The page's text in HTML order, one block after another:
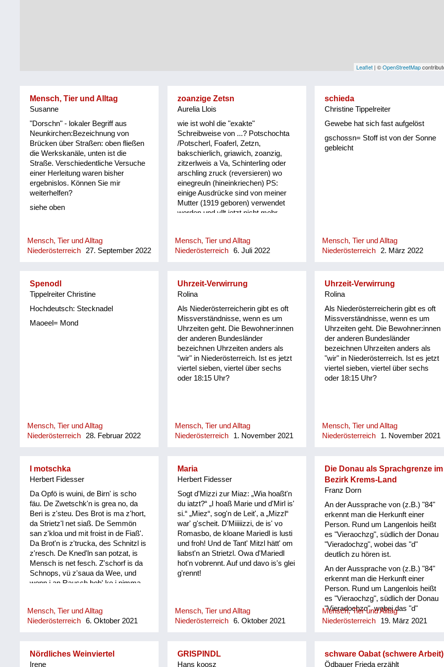
Leaflet | ©OpenStreetMap
Mensch, Tier und Alltag
Susanne
"Dorschn" - lokaler Begriff aus
Neunkirchen:Bezeichnung von
Brücken über Straßen: oben fließen
die Werkskanäle, unten ist die
Straße. Verschiedentliche Versuche
einer Herleitung waren bisher
ergebnislos. Können Sie mir
weiterhelfen?
siehe oben
Mensch, Tier und Alltag
Niederösterreich
27. September 2022
zoanzige Zetsn
Aurelia Llois
wie ist wohl die "exakte"
Schreibweise von ...? Potschochta
/Potscherl, Foaferl, Zetzn,
bakschierlich, griawich, zoanzig,
zitzerlweis a Va, Schinterling oder
arschling zruck (reversieren) wo
einegreuln (hineinkriechen) PS:
einige Ausdrücke sind von meiner
Mutter (1919 geboren) verwendet
worden und vllt jetzt nicht mehr
Mensch, Tier und Alltag
Niederösterreich
6. Juli 2022
schieda
Christine Tippelreiter
Gewebe hat sich fast aufgelöst
gschossn= Stoff ist von der Sonne
gebleicht
Mensch, Tier und Alltag
Niederösterreich
2. März 2022
Spenodl
Tippelreiter Christine
Hochdeutsch: Stecknadel
Maoeel= Mond
Mensch, Tier und Alltag
Niederösterreich
28. Februar 2022
Uhrzeit-Verwirrung
Rolina
Als Niederösterreicherin gibt es oft
Missverständnisse, wenn es um
Uhrzeiten geht. Die Bewohner:innen
der anderen Bundesländer
bezeichnen Uhrzeiten anders als
"wir" in Niederösterreich. Ist es jetzt
viertel sieben, viertel über sechs
oder 18:15 Uhr?
Mensch, Tier und Alltag
Niederösterreich
1. November 2021
Uhrzeit-Verwirrung
Rolina
Als Niederösterreicherin gibt es oft
Missverständnisse, wenn es um
Uhrzeiten geht. Die Bewohner:innen
der anderen Bundesländer
bezeichnen Uhrzeiten anders als
"wir" in Niederösterreich. Ist es jetzt
viertel sieben, viertel über sechs
oder 18:15 Uhr?
Mensch, Tier und Alltag
Niederösterreich
1. November 2021
I motschka
Herbert Fidesser
Da Opfö is wuini, de Birn' is scho
fäu. De Zwetschk'n is grea no, da
Beri is z'steu. Des Brot is ma z'hort,
da Strietz'l net siaß. De Semmön
san z'kloa und mit froist in de Fiaß'.
Da Brot'n is z'trucka, des Schnitzl is
z'resch. De Kned'ln san potzat, is
Mensch is net fesch. Z'schorf is da
Schnops, vü z'saua da Wee, und
wonn i an Rausch hob' ko i nimma
hob i koane Hoor. 's Wossa mocht
rosti', d'rum schau' i's net on, und i bi
Mensch, Tier und Alltag
Niederösterreich
6. Oktober 2021
Maria
Herbert Fidesser
Sogt d'Mizzi zur Miaz: „Wia hoaßt'n
du iatzt?“ „I hoaß Marie und d'Mirl is'
si.“ „Miez“, sog'n de Leit', a „Mizzl“
war' g'scheit. D'Miiiiizzi, de is' vo
Romasbo, de kloane Mariedl is lusti
und froh! Und de Tant' Mitzl hätt' om
liabst'n an Strietzl. Owa d'Mariedl
hot'n vobrennt. Auf und davo is's glei
g'rennt!
Mensch, Tier und Alltag
Niederösterreich
6. Oktober 2021
Die Donau als Sprachgrenze im
Bezirk Krems-Land
Franz Dorn
An der Aussprache von (z.B.) "84"
erkennt man die Herkunft einer
Person. Rund um Langenlois heißt
es "Vieraochzg", südlich der Donau
"Vieradochzg", wobei das "d"
deutlich zu hören ist.
An der Aussprache von (z.B.) "84"
erkennt man die Herkunft einer
Person. Rund um Langenlois heißt
es "Vieraochzg", südlich der Donau
"Vieradochzg", wobei das "d"
deutlich zu hören ist.
Mensch, Tier und Alltag
Niederösterreich
19. März 2021
Nördliches Weinviertel
Irene
GRISPINDL
Hans koosz
schware Oabat (schwere Arbeit)
Ödbauer Frieda erzählt